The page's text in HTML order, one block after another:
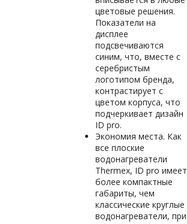
цветовые решения.
Показатели на
дисплее
подсвечиваются
синим, что, вместе с
серебристым
логотипом бренда,
контрастирует с
цветом корпуса, что
подчеркивает дизайн
ID pro.
Экономия места. Как
все плоские
водонагреватели
Thermex, ID pro имеет
более компактные
габариты, чем
классические круглые
водонагреватели, при